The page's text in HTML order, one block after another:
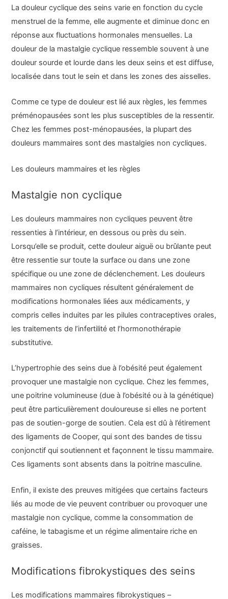
La douleur cyclique des seins varie en fonction du cycle
menstruel de la femme, elle augmente et diminue donc en
réponse aux fluctuations hormonales mensuelles. La
douleur de la mastalgie cyclique ressemble souvent à une
douleur sourde et lourde dans les deux seins et est diffuse,
localisée dans tout le sein et dans les zones des aisselles.
Comme ce type de douleur est lié aux règles, les femmes
préménopausées sont les plus susceptibles de la ressentir.
Chez les femmes post-ménopausées, la plupart des
douleurs mammaires sont des mastalgies non cycliques.
Les douleurs mammaires et les règles
Mastalgie non cyclique
Les douleurs mammaires non cycliques peuvent être
ressenties à l’intérieur, en dessous ou près du sein.
Lorsqu’elle se produit, cette douleur aiguë ou brûlante peut
être ressentie sur toute la surface ou dans une zone
spécifique ou une zone de déclenchement. Les douleurs
mammaires non cycliques résultent généralement de
modifications hormonales liées aux médicaments, y
compris celles induites par les pilules contraceptives orales,
les traitements de l’infertilité et l’hormonothérapie
substitutive.
L’hypertrophie des seins due à l’obésité peut également
provoquer une mastalgie non cyclique. Chez les femmes,
une poitrine volumineuse (due à l’obésité ou à la génétique)
peut être particulièrement douloureuse si elles ne portent
pas de soutien-gorge de soutien. Cela est dû à l’étirement
des ligaments de Cooper, qui sont des bandes de tissu
conjonctif qui soutiennent et façonnent le tissu mammaire.
Ces ligaments sont absents dans la poitrine masculine.
Enfin, il existe des preuves mitigées que certains facteurs
liés au mode de vie peuvent contribuer ou provoquer une
mastalgie non cyclique, comme la consommation de
caféine, le tabagisme et un régime alimentaire riche en
graisses.
Modifications fibrokystiques des seins
Les modifications mammaires fibrokystiques –